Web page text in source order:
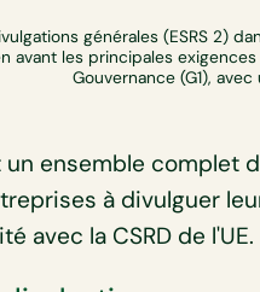
générales (ESRS 2)
avant les principales
Gouvernance (G1),
ensemble complet
à divulguer
avec la CSRD de l'UE.